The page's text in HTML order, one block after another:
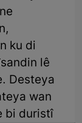
ku di
lê
Desteya
wan
bi duristî